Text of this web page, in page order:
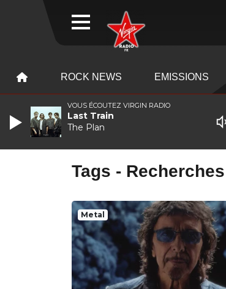
ROCK NEWS EMISSIONS
Tags -
Metal
VOUS ÉCOUTEZ VIRGIN RADIO
Last Train
The Plan
WEBRADIO